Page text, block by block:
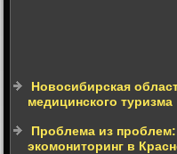
Новосибирская
медицинского туризма
Проблема из
экомониторинг в